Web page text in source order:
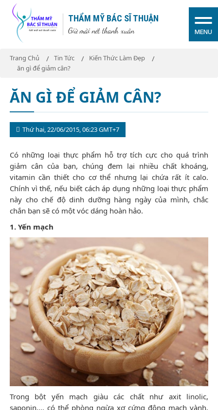
THẨM MỸ BÁC SĨ THUẬN
Giữ mãi nét thanh xuân MENU
Trang Chủ Tin Tức
Kiến Thức Làm Đẹp
ăn gì để giảm cân?
ĂN GÌ ĐỂ GIẢM CÂN?
Thứ hai, 22/06/2015, 06:23 GMT+7
Có những loại thực phẩm hỗ trợ tích cực cho quá trình
giảm cân của bạn, chúng đem lại nhiều chất khoáng,
vitamin cần thiết cho cơ thể nhưng lại chứa rất ít calo.
Chính vì thế, nếu biết cách áp dụng những loại thực phẩm
này cho chế độ dinh dưỡng hàng ngày của mình, chắc
chắn bạn sẽ có một vóc dáng hoàn hảo.
1. Yến mạch
Trong bột yến mạch giàu các chất như axit linolic,
saponin,... có thể phòng ngừa xơ cứng động mạch vành.